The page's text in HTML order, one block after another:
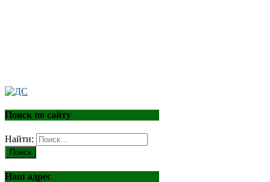
Поиск по сайту
Найти:
Наш адрес